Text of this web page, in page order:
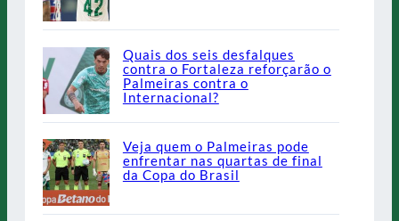
Quais dos seis desfalques
contra o Fortaleza reforçarão o
Palmeiras contra o
Internacional?
Veja quem o Palmeiras pode
enfrentar nas quartas de final
da Copa do Brasil